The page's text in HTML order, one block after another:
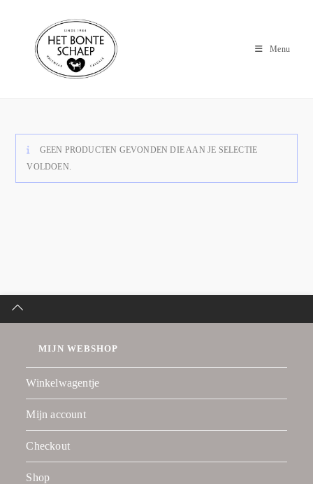
Menu
GEEN PRODUCTEN GEVONDEN DIE AAN JE SELECTIE
VOLDOEN.
MIJN WEBSHOP
Winkelwagentje
Mijn account
Checkout
Shop